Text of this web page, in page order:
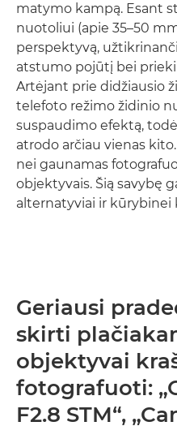
matymo kampą. Esant
nuotoliui (apie 35–50
perspektyvą,
atstumo pojūtį bei
Artėjant prie didžiausio
telefoto režimo židinio
suspaudimo efektą,
atrodo arčiau vienas
nei gaunamas
objektyvais. Šią savybę
alternatyviai ir kūrybinei
Geriausi
skirti
objektyvai
fotografuoti:
F2.8 STM“,